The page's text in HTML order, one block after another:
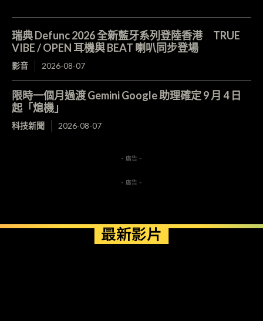
瑞典 Defunc 2026 全新藍牙系列登陸香港 TRUE
VIBE / OPEN 耳機與 BEAT 喇叭同步登場
影音 2026-08-07
限時一個月過渡 Gemini Google 助理確定 9 月 4 日
起「熄機」
科技新聞 2026-08-07
- 廣告 -
- 廣告 -
最新影片